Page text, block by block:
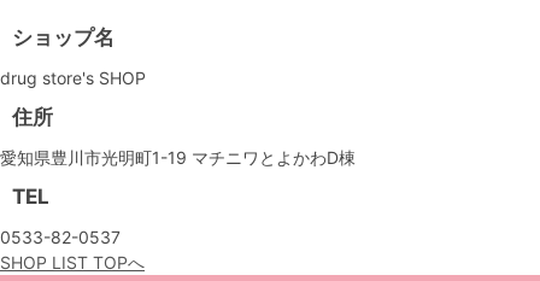
ショップ名
drug store's SHOP
住所
愛知県豊川市光明町1-19 マチニワとよかわD棟
TEL
0533-82-0537
SHOP LIST TOPへ